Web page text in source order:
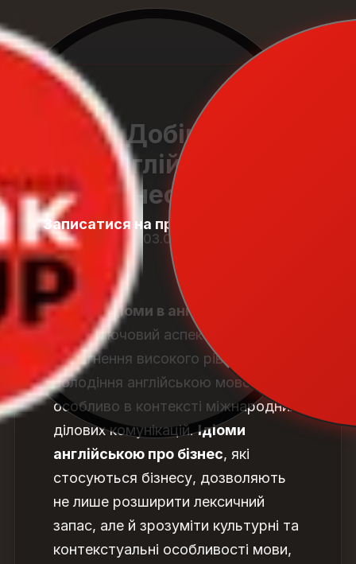
Записатися на пробний урок
Добірка
англійських
бізнес-ідіом
03.01.2026
Бізнес-ідіоми в англійській мові
— це ключовий аспект для
досягнення високого рівня
володіння англійською мовою,
особливо в контексті міжнародних
ділових комунікацій.Ідіоми
англійською про бізнес, які
стосуються бізнесу, дозволяють
не лише розширити лексичний
запас, але й зрозуміти культурні та
контекстуальні особливості мови,